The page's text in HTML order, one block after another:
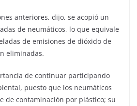
anteriores, dijo, se acopió un
de neumáticos, lo que equivale
de emisiones de dióxido de
eliminadas.
de continuar participando
puesto que los neumáticos
de contaminación por plástico; su